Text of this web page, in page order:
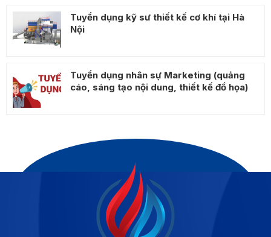
Tuyển dụng kỹ sư thiết kế cơ khí tại Hà
Nội
Tuyển dụng nhân sự Marketing (quảng
cáo, sáng tạo nội dung, thiết kế đồ họa)